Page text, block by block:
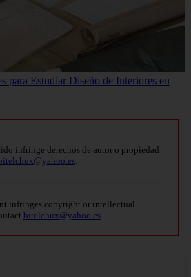
para Estudiar Diseño de Interiores en
infringe derechos de autor o propiedad
infringes copyright or intellectual
bitelchux@yahoo.es